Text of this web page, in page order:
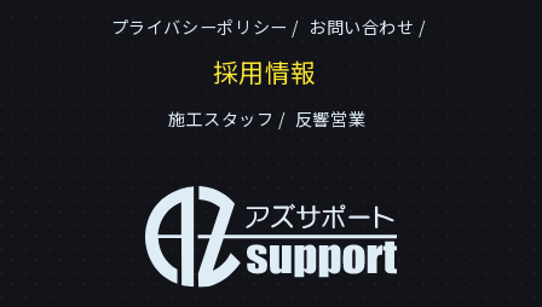
プライバシーポリシー お問い合わせ
採用情報
施工スタッフ 反響営業